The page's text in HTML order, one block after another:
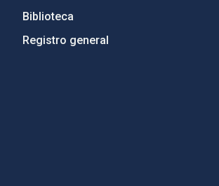
Biblioteca
Registro general